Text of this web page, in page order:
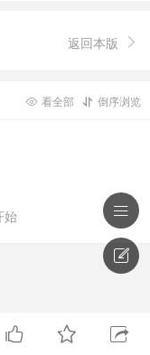
买了一款名叫“力擎
智能手环，并将虚
了十余篇智能手环
人士在 AI 大模型
有两个 AI 大模型推
。
总。他告诉记者，
AI 大模型里帮客户
置，最多 10 个位
返回本版 
 倒序浏览
 看全部
始
  

